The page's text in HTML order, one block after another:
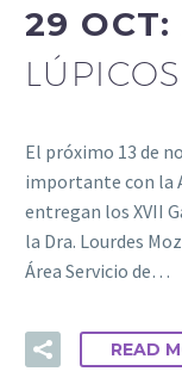
29 OCT:
El próximo 13 de
importante con la
entregan los XVII
la Dra. Lourdes
Área Servicio de…
READ